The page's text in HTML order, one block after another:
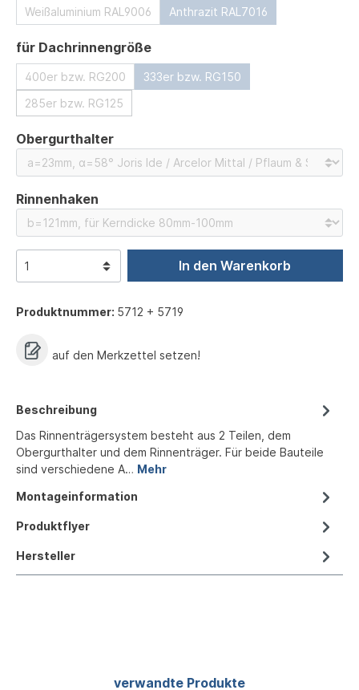
Weißaluminium RAL9006 Anthrazit RAL7016
für Dachrinnengrößeauswählen
400er bzw. RG200
333er bzw. RG150
285er bzw. RG125
Obergurthalterauswählen
Rinnenhaken
In den Warenkorb
Produktnummer: 5712 + 5719
auf den Merkzettel setzen!
Beschreibung
Das Rinnenträgersystem besteht aus 2 Teilen, dem
Obergurthalter und dem Rinnenträger. Für beide Bauteile
sind verschiedene A… Mehr
Montageinformation
Produktflyer
Hersteller
Produktgalerie überspringen
verwandte Produkte